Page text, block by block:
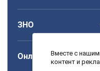
ЗНО
Онлайн уроки
Вместе с
контент и